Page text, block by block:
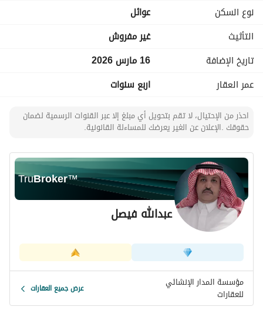
الموقع:
شارع عبدالمجيد – خلف مصرف الراجحي
قريب من الخدمات والسوبرماركت
نوع السكن
عوائل
التأثيث
غير مفروش
تاريخ الإضافة
16 مارس 2026
عمر العقار
اربع سنوات
احذر من الإحتيال، لا تقم بتحويل أي مبلغ إلا عبر القنوات الرسمية لضمان
حقوقك .الإعلان عن الغير يعرضك للمساءلة القانونية.
TruBroker™
عبدالله فيصل
مؤسسة المدار الإنشائي
للعقارات عرض جميع العقارات